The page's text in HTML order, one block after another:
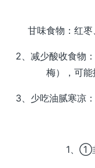
甘味食物：红枣
2、减少酸收食物
梅），可能
3、少吃油腻寒凉
1、①